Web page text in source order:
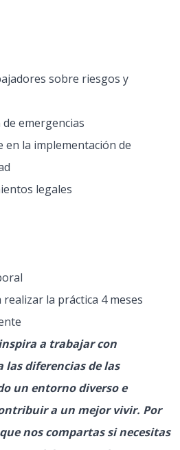
sobre riesgos y
emergencias
en la implementación de
legales
la práctica 4 meses
inspira a trabajar con
las diferencias de las
un entorno diverso e
a un mejor vivir. Por
nos compartas si necesitas